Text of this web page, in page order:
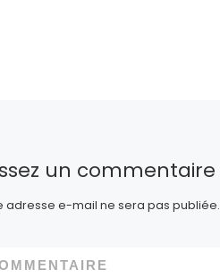
un commentaire
adresse e-mail ne sera pas publiée.